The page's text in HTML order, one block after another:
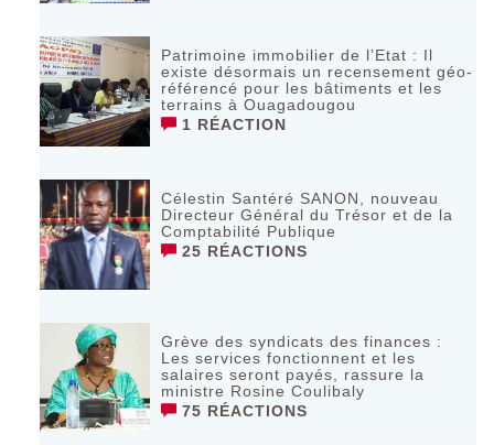
Patrimoine immobilier de l’Etat : Il
existe désormais un recensement géo-
référencé pour les bâtiments et les
terrains à Ouagadougou
1 RÉACTION
Célestin Santéré SANON, nouveau
Directeur Général du Trésor et de la
Comptabilité Publique
25 RÉACTIONS
Grève des syndicats des finances :
Les services fonctionnent et les
salaires seront payés, rassure la
ministre Rosine Coulibaly
75 RÉACTIONS